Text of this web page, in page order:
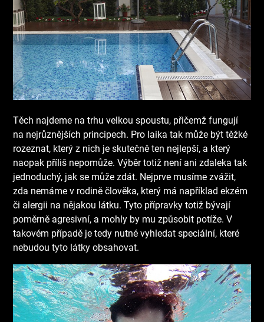
Těch najdeme na trhu velkou spoustu, přičemž fungují
na nejrůznějších principech. Pro laika tak může být těžké
rozeznat, který z nich je skutečně ten nejlepší, a který
naopak příliš nepomůže. Výběr totiž není ani zdaleka tak
jednoduchý, jak se může zdát. Nejprve musíme zvážit,
zda nemáme v rodině člověka, který má například ekzém
či alergii na nějakou látku. Tyto přípravky totiž bývají
poměrně agresivní, a mohly by mu způsobit potíže. V
takovém případě je tedy nutné vyhledat speciální, které
nebudou tyto látky obsahovat.